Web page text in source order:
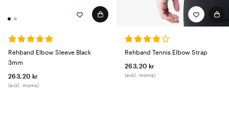
Rehband Elbow Sleeve Black
3mm
263,20 kr
(exkl. moms)
Rehband Tennis Elbow Strap
263,20 kr
(exkl. moms)